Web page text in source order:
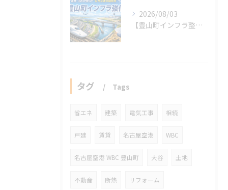
2026/08/03
【豊山町インフラ整備】交通・道路・河川の強化で“公共交通の結節点”へ
タグ Tags
省エネ 建築 電気工事 相続
戸建 賃貸 名古屋空港 WBC
名古屋空港 WBC 豊山町 大谷 土地
不動産 断熱 リフォーム